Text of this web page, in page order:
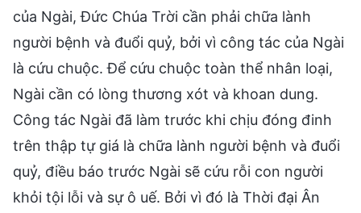
của Ngài, Đức Chúa Trời cần phải chữa lành
người bệnh và đuổi quỷ, bởi vì công tác của Ngài
là cứu chuộc. Để cứu chuộc toàn thể nhân loại,
Ngài cần có lòng thương xót và khoan dung.
Công tác Ngài đã làm trước khi chịu đóng đinh
trên thập tự giá là chữa lành người bệnh và đuổi
quỷ, điều báo trước Ngài sẽ cứu rỗi con người
khỏi tội lỗi và sự ô uế. Bởi vì đó là Thời đại Ân